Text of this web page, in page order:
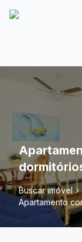
Buscar imóvel
Apartamento